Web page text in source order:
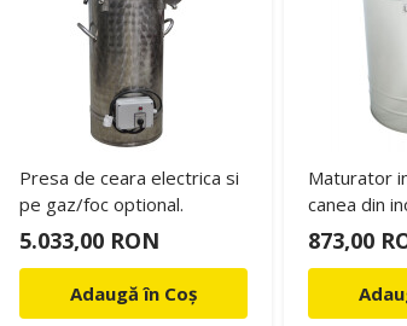
Presa de ceara electrica si
pe gaz/foc optional.
5.033,00 RON
Adaugă în Coș
Maturator
canea din
873,00